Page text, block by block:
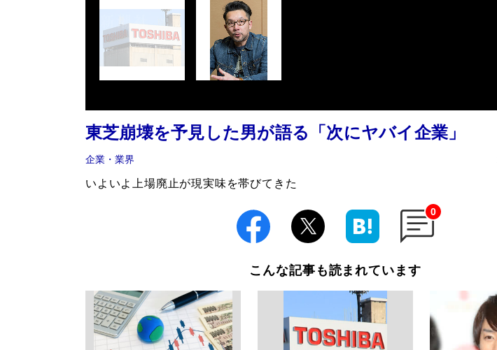
東芝崩壊を予見した男が語る「次にヤバイ企業」
企業・業界
いよいよ上場廃止が現実味を帯びてきた
0
こんな記事も読まれています